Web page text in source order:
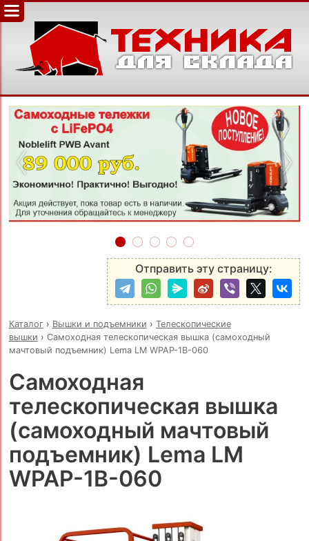
‹ ›
Отправить эту страницу:
Каталог› Вышки и подъемники › Телескопические
вышки › Самоходная телескопическая вышка (самоходный
мачтовый подъемник) Lema LM WPAP-1B-060
Самоходная
телескопическая вышка
(самоходный мачтовый
подъемник) Lema LM
WPAP-1B-060